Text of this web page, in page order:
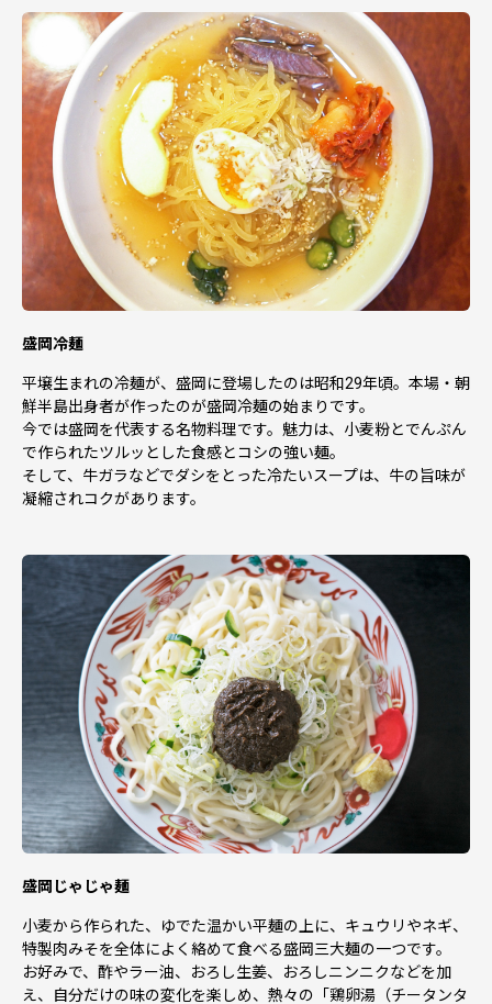
メール ：morioka@furusato-supports.com
電話番号：050-1732-8708
受付時間：08:30~17:30（土日祝日及び年末年始を除く）
■留意事項
のし・包装・名入れのご希望はお受けしておりません。
お申し込み後の返礼品の変更は受けかねますので、ご了承
ください。
ご注文の状況によっては、一時的に品切れが発生する場合
があります。
メーカーの都合により仕様などが変更される場合がありま
す。
色調が実物と異なる場合があります。
ふるさと納税制度の趣旨に鑑み、換金、転売目的のご利用
はお断りさせていただきます。
未成年者への酒類の販売は固くお断りしています。
酒類の購入には、年齢制限があります。20歳未満の購入や
飲酒は法律で禁止されています。
楽天市場では20歳未満の方は、酒類の購入は出来ません。
必ず生年月日を入力した上でご購入ください。
長期不在のご予定や配送曜日希望等があれば要望欄にご記
入ください。
尚、長期不在等により返礼品をお受取りできなかった場
合、再発送はできません。 あらかじめご了承くださいま
せ。
■寄附金受領証明書
入金確認後、注文内容確認画面の【注文者情報】に記載の
住所にお送りいたします。
発送の時期は、入金確認後2週間以内に、お礼の特産品と
は別にお送りいたします。
■ワンストップ特例申請書
します。
寄附申込みのキャンセル、返礼品の変更・返品はできませ
ん。
また、寄附者様の都合により返礼品がお届けできない場
盛岡冷麺
平壌生まれの冷麺が、盛岡に登場したのは昭和29年頃。本場・朝
鮮半島出身者が作ったのが盛岡冷麺の始まりです。
今では盛岡を代表する名物料理です。魅力は、小麦粉とでんぷん
で作られたツルッとした食感とコシの強い麺。
そして、牛ガラなどでダシをとった冷たいスープは、牛の旨味が
凝縮されコクがあります。
盛岡じゃじゃ麺
小麦から作られた、ゆでた温かい平麺の上に、キュウリやネギ、
特製肉みそを全体によく絡めて食べる盛岡三大麺の一つです。
お好みで、酢やラー油、おろし生姜、おろしニンニクなどを加
え、自分だけの味の変化を楽しめ、熱々の「鶏卵湯（チータンタ